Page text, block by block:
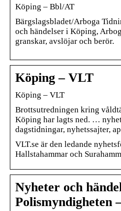
Köping – Bbl/AT
Bärgslagsbladet/Arboga
och händelser i Köping,
granskar, avslöjar och berör.
Köping – VLT
Köping – VLT
Brottsutredningen kring
Köping har lagts ned. …
dagstidningar, nyhetssajter,
VLT.se är den ledande
Hallstahammar och
Nyheter och
Polismyndigheten